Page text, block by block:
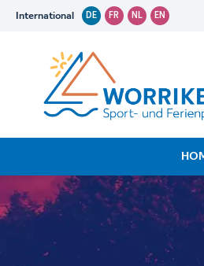
International DE FR NL EN